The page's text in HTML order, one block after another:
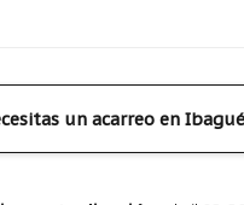
un acarreo en